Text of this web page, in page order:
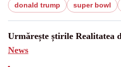
donald trump super bowl
Urmărește știrile Realitatea
News